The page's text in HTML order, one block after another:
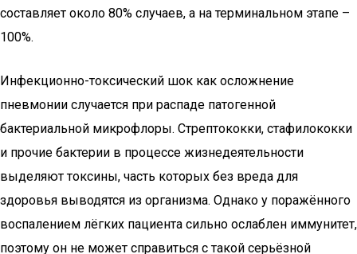
составляет около 80% случаев, а на терминальном этапе –
100%.
Инфекционно-токсический шок как осложнение
пневмонии случается при распаде патогенной
бактериальной микрофлоры. Стрептококки, стафилококки
и прочие бактерии в процессе жизнедеятельности
выделяют токсины, часть которых без вреда для
здоровья выводятся из организма. Однако у поражённого
воспалением лёгких пациента сильно ослаблен иммунитет,
поэтому он не может справиться с такой серьёзной